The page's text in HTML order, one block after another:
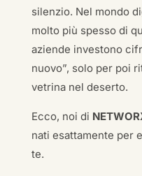
silenzio. Nel mondo
molto più spesso di
aziende investono
nuovo”, solo per poi
vetrina nel deserto.
Ecco, noi di
nati esattamente per
te.